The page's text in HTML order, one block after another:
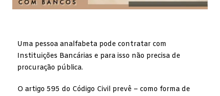
Uma pessoa analfabeta pode contratar com
Instituições Bancárias e para isso não precisa de
procuração pública.
O artigo 595 do Código Civil prevê – como forma de